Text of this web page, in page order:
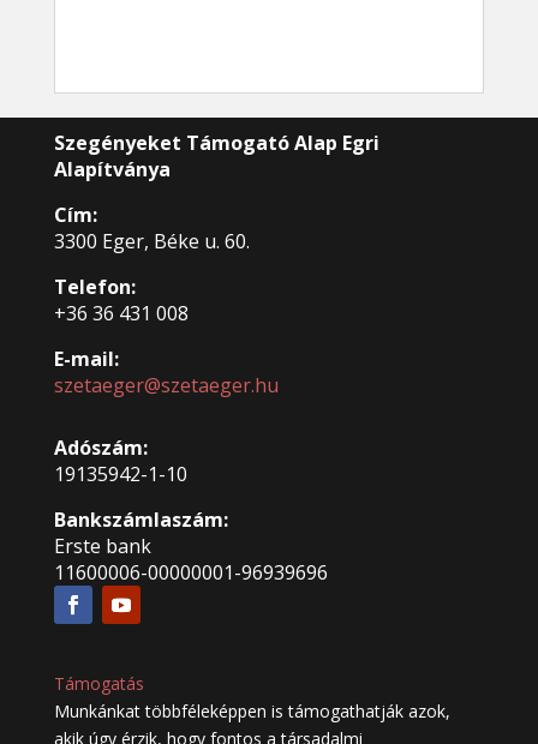
Szegényeket Támogató Alap Egri
Alapítványa
Cím:
3300 Eger, Béke u. 60.
Telefon:
+36 36 431 008
E-mail:
szetaeger@szetaeger.hu
Adószám:
19135942-1-10
Bankszámlaszám:
Erste bank
11600006-00000001-96939696
Támogatás
Munkánkat többféleképpen is támogathatják azok,
akik úgy érzik, hogy fontos a társadalmi